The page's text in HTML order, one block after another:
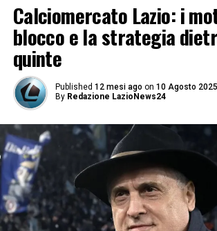
Calciomercato Lazio: i
blocco e la strategia
quinte
Published 12 mesi ago on 10 Agosto 2025
By Redazione LazioNews24